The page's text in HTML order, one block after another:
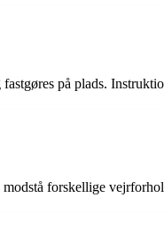
på plads.
forskellige